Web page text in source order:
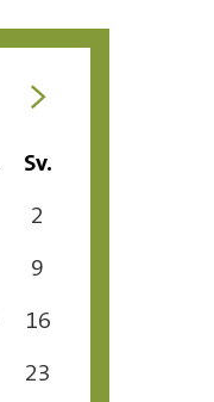
>
Sv.
2
9
16
23